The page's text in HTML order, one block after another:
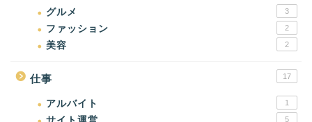
グルメ 3
ファッション 2
美容 2
仕事 17
アルバイト 1
5